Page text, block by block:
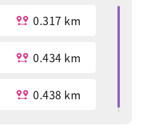
0.317 km
0.434 km
0.438 km